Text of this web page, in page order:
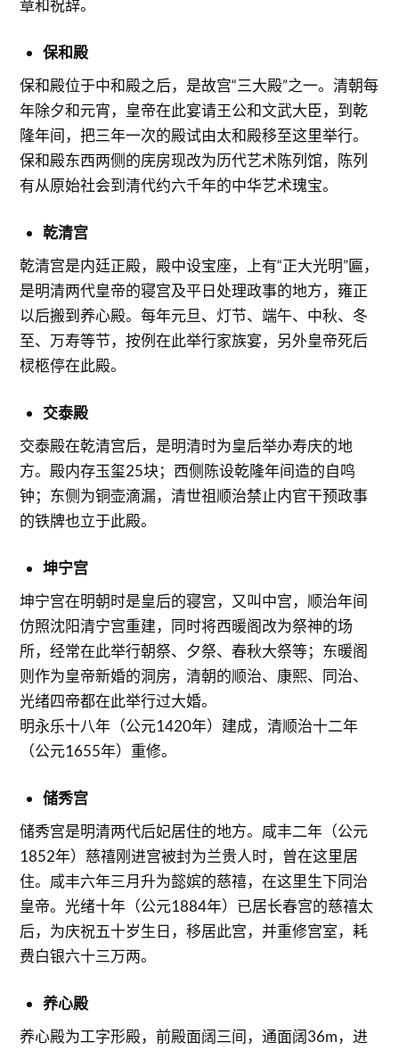
章和祝辞。
保和殿
保和殿位于中和殿之后，是故宫“三大殿”之一。清朝每
年除夕和元宵，皇帝在此宴请王公和文武大臣，到乾
隆年间，把三年一次的殿试由太和殿移至这里举行。
保和殿东西两侧的庑房现改为历代艺术陈列馆，陈列
有从原始社会到清代约六千年的中华艺术瑰宝。
乾清宫
乾清宫是内廷正殿，殿中设宝座，上有“正大光明”匾，
是明清两代皇帝的寝宫及平日处理政事的地方，雍正
以后搬到养心殿。每年元旦、灯节、端午、中秋、冬
至、万寿等节，按例在此举行家族宴，另外皇帝死后
棂柩停在此殿。
交泰殿
交泰殿在乾清宫后，是明清时为皇后举办寿庆的地
方。殿内存玉玺25块；西侧陈设乾隆年间造的自鸣
钟；东侧为铜壶滴漏，清世祖顺治禁止内官干预政事
的铁牌也立于此殿。
坤宁宫
坤宁宫在明朝时是皇后的寝宫，又叫中宫，顺治年间
仿照沈阳清宁宫重建，同时将西暖阁改为祭神的场
所，经常在此举行朝祭、夕祭、春秋大祭等；东暖阁
则作为皇帝新婚的洞房，清朝的顺治、康熙、同治、
光绪四帝都在此举行过大婚。
明永乐十八年（公元1420年）建成，清顺治十二年
（公元1655年）重修。
储秀宫
储秀宫是明清两代后妃居住的地方。咸丰二年（公元
1852年）慈禧刚进宫被封为兰贵人时，曾在这里居
住。咸丰六年三月升为懿嫔的慈禧，在这里生下同治
皇帝。光绪十年（公元1884年）已居长春宫的慈禧太
后，为庆祝五十岁生日，移居此宫，并重修宫室，耗
费白银六十三万两。
养心殿
养心殿为工字形殿，前殿面阔三间，通面阔36m，进